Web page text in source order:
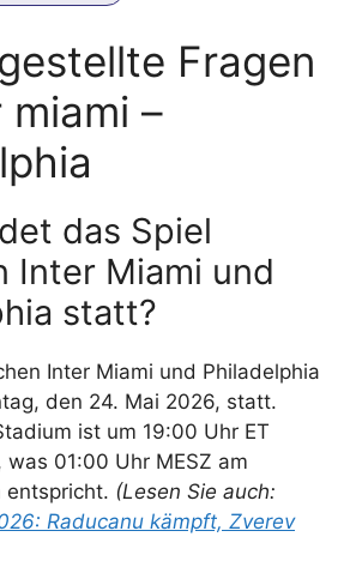
Fragen
–
das Spiel
Inter Miami und
statt?
Inter Miami und Philadelphia
den 24. Mai 2026, statt.
ist um 19:00 Uhr ET
was 01:00 Uhr MESZ am
entspricht. (Lesen Sie auch:
Raducanu kämpft, Zverev